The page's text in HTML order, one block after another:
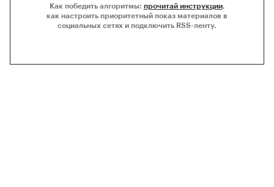
Как победить алгоритмы: прочитай инструкции,
как настроить приоритетный показ материалов в
социальных сетях и подключить RSS-ленту.